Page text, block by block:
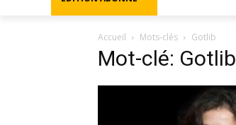
Accueil Mots-clés Gotlib
Mot-clé: Gotlib